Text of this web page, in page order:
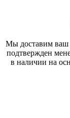
Мы доставим ваш
подтвержден
в наличии на